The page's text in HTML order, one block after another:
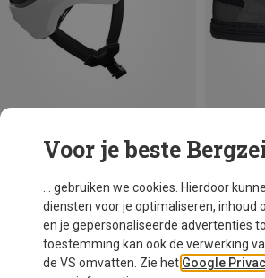
Je bespaart 48%
adidas
Freerider
€ 108,20
Voor je beste
... gebruiken we cookies. Hierdoor
diensten voor je optimaliseren, inhoud
en je gepersonaliseerde advertenties
toestemming kan ook de verwerking
de VS omvatten. Zie het Google